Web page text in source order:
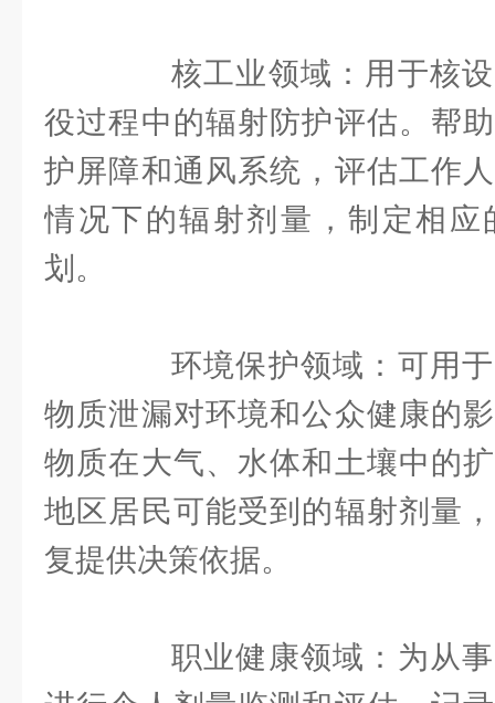
核工业领域：用于核设
役过程中的辐射防护评估。帮
护屏障和通风系统，评估工作
情况下的辐射剂量，制定相应
划。
环境保护领域：可用于
物质泄漏对环境和公众健康的
物质在大气、水体和土壤中的
地区居民可能受到的辐射剂量
复提供决策依据。
职业健康领域：为从事